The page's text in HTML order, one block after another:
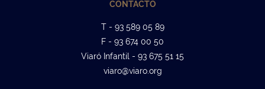
CONTACTO
T - 93 589 05 89
F - 93 674 00 50
Viaró Infantil - 93 675 51 15
viaro@viaro.org